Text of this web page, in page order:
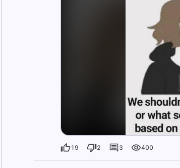
19 2 3 400